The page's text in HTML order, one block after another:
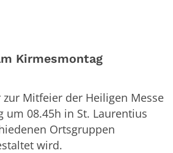
Kirmesmontag
Mitfeier der Heiligen Messe
um 08.45h in St. Laurentius
Ortsgruppen
wird.